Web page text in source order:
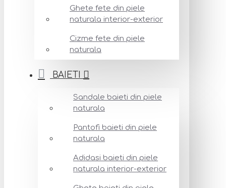
Ghete fete din piele
naturala interior-exterior
Cizme fete din piele
naturala
BAIETI
Sandale baieti din piele
naturala
Pantofi baieti din piele
naturala
Adidasi baieti din piele
naturala interior-exterior